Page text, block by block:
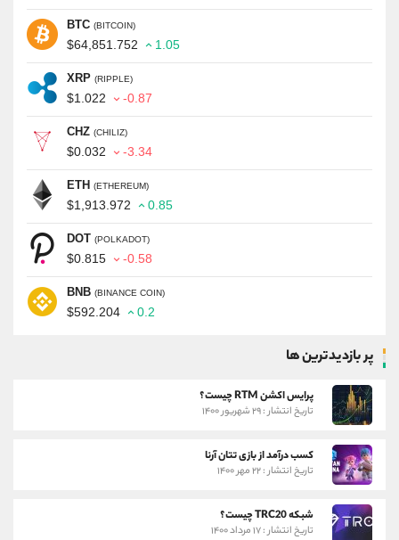
BTC (BITCOIN)
$64,851.752 1.05
XRP (RIPPLE)
$1.022 -0.87
CHZ (CHILIZ)
$0.032 -3.34
ETH (ETHEREUM)
$1,913.972 0.85
DOT (POLKADOT)
$0.815 -0.58
BNB (BINANCE COIN)
$592.204 0.2
پر بازدیدترین ها
پرایس اکشن RTM چیست؟
تاریخ انتشار : ۲۹ شهریور ۱۴۰۰
کسب درآمد از بازی تتان آرنا
تاریخ انتشار : ۲۲ مهر ۱۴۰۰
شبکه TRC20 چیست؟
تاریخ انتشار : ۱۷ مرداد ۱۴۰۰